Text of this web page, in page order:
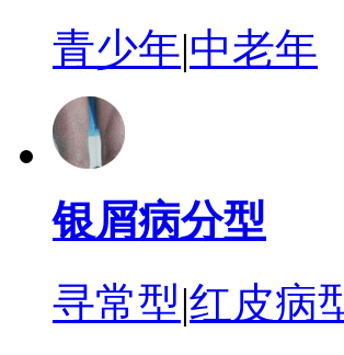
青少年|中老年
银屑病分型
寻常型|红皮病